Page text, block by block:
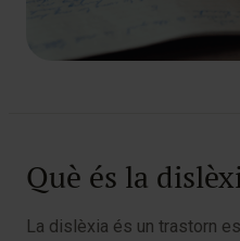
Què és la
La dislèxia és un trastorn